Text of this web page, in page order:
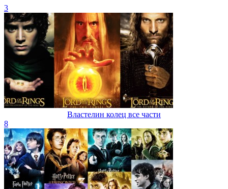
3
Властелин колец все части
8